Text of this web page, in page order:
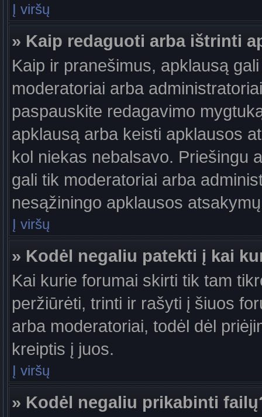
Į viršų
» Kaip redaguoti arba ištrinti
Kaip ir pranešimus, apklausą
moderatoriai arba
paspauskite redagavimo
apklausą arba keisti apklausos
kol niekas nebalsavo. Priešingu
gali tik moderatoriai arba
nesąžiningo apklausos
Į viršų
» Kodėl negaliu patekti į kai
Kai kurie forumai skirti tik tam
peržiūrėti, trinti ir rašyti į šiuos
arba moderatoriai, todėl dėl
kreiptis į juos.
Į viršų
» Kodėl negaliu prikabinti